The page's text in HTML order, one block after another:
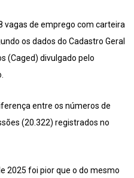
vagas de emprego com carteira
os dados do Cadastro Geral
(Caged) divulgado pelo
entre os números de
(20.322) registrados no
2025 foi pior que o do mesmo